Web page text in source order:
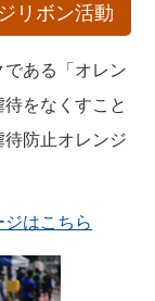
リボン活動
ある「オレン
をなくすこと
防止オレンジ
はこちら